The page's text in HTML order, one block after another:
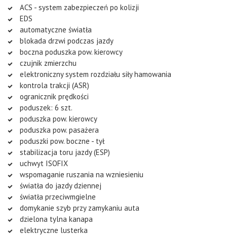
ACS - system zabezpieczeń po kolizji
EDS
automatyczne światła
blokada drzwi podczas jazdy
boczna poduszka pow. kierowcy
czujnik zmierzchu
elektroniczny system rozdziału siły hamowania
kontrola trakcji (ASR)
ogranicznik prędkości
poduszek: 6 szt.
poduszka pow. kierowcy
poduszka pow. pasażera
poduszki pow. boczne - tył
stabilizacja toru jazdy (ESP)
uchwyt ISOFIX
wspomaganie ruszania na wzniesieniu
światła do jazdy dziennej
światła przeciwmgielne
domykanie szyb przy zamykaniu auta
dzielona tylna kanapa
elektryczne lusterka